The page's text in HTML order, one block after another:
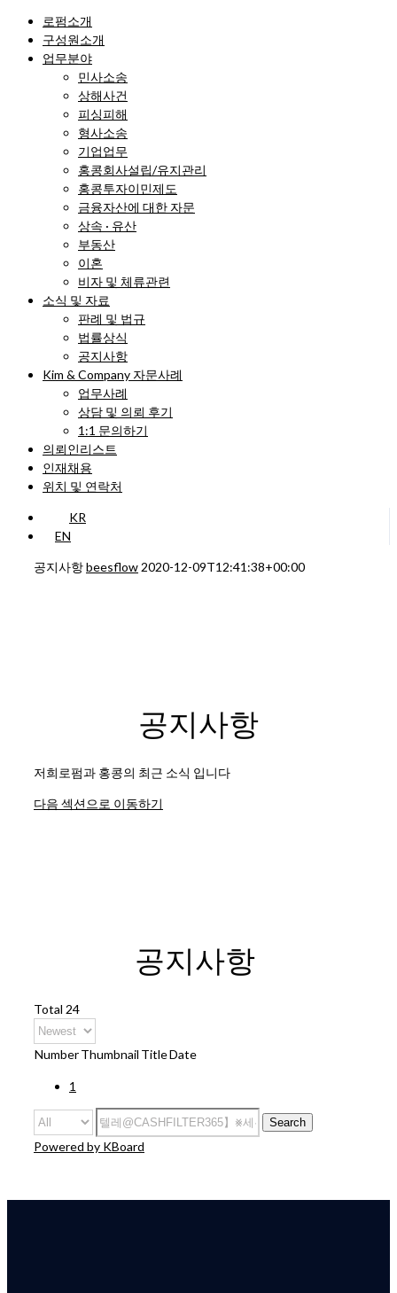
로펌소개
구성원소개
업무분야
민사소송
상해사건
피싱피해
형사소송
기업업무
홍콩회사설립/유지관리
홍콩투자이민제도
금융자산에 대한 자문
상속 · 유산
부동산
이혼
비자 및 체류관련
소식 및 자료
판례 및 법규
법률상식
공지사항
Kim & Company 자문사례
업무사례
상담 및 의뢰 후기
1:1 문의하기
의뢰인리스트
인재채용
위치 및 연락처
KR
EN
공지사항beesflow 2020-12-09T12:41:38+00:00
공지사항
저희로펌과 홍콩의 최근 소식 입니다
다음 섹션으로 이동하기
공지사항
Total 24
NumberThumbnail TitleDate
1
Search
Powered by KBoard